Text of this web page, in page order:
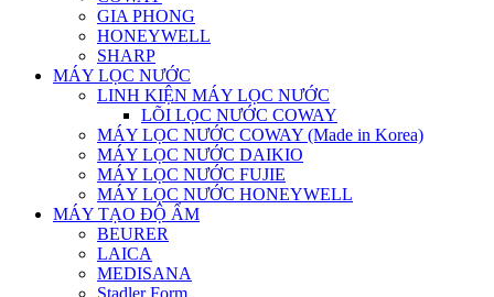
GIA PHONG
HONEYWELL
SHARP
MÁY LỌC NƯỚC
LINH KIỆN MÁY LỌC NƯỚC
LÕI LỌC NƯỚC COWAY
MÁY LỌC NƯỚC COWAY (Made in Korea)
MÁY LỌC NƯỚC DAIKIO
MÁY LỌC NƯỚC FUJIE
MÁY LỌC NƯỚC HONEYWELL
MÁY TẠO ĐỘ ẨM
BEURER
LAICA
MEDISANA